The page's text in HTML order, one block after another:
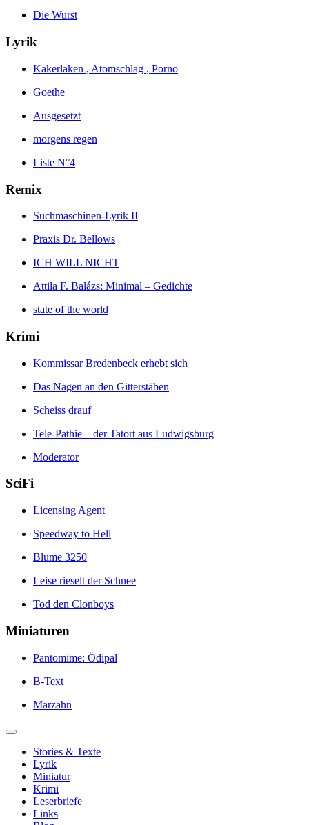
Die Wurst
Lyrik
Kakerlaken , Atomschlag , Porno
Goethe
Ausgesetzt
morgens regen
Liste N°4
Remix
Suchmaschinen-Lyrik II
Praxis Dr. Bellows
ICH WILL NICHT
Attila F. Balázs: Minimal – Gedichte
state of the world
Krimi
Kommissar Bredenbeck erhebt sich
Das Nagen an den Gitterstäben
Scheiss drauf
Tele-Pathie – der Tatort aus Ludwigsburg
Moderator
SciFi
Licensing Agent
Speedway to Hell
Blume 3250
Leise rieselt der Schnee
Tod den Clonboys
Miniaturen
Pantomime: Ödipal
B-Text
Marzahn
Stories & Texte
Lyrik
Miniatur
Krimi
Leserbriefe
Links